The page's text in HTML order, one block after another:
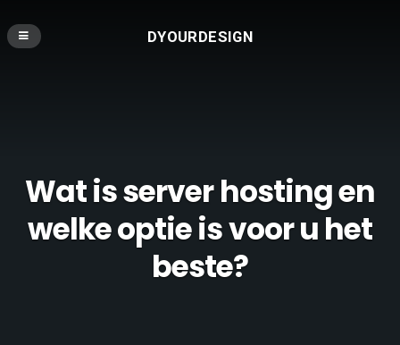
DYOURDESIGN
Wat is server hosting en
welke optie is voor u het
beste?